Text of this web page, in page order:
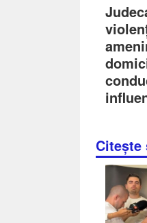
Citește